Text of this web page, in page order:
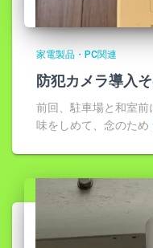
家電製品・PC関連
防犯カメラ導入
前回、駐車場と和室前
味をしめて、念のため